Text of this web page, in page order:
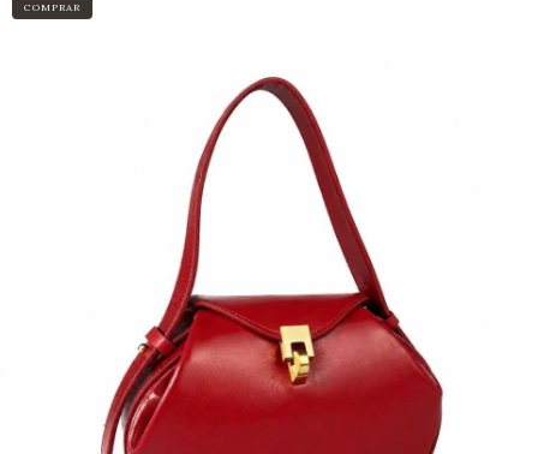
COMPRAR